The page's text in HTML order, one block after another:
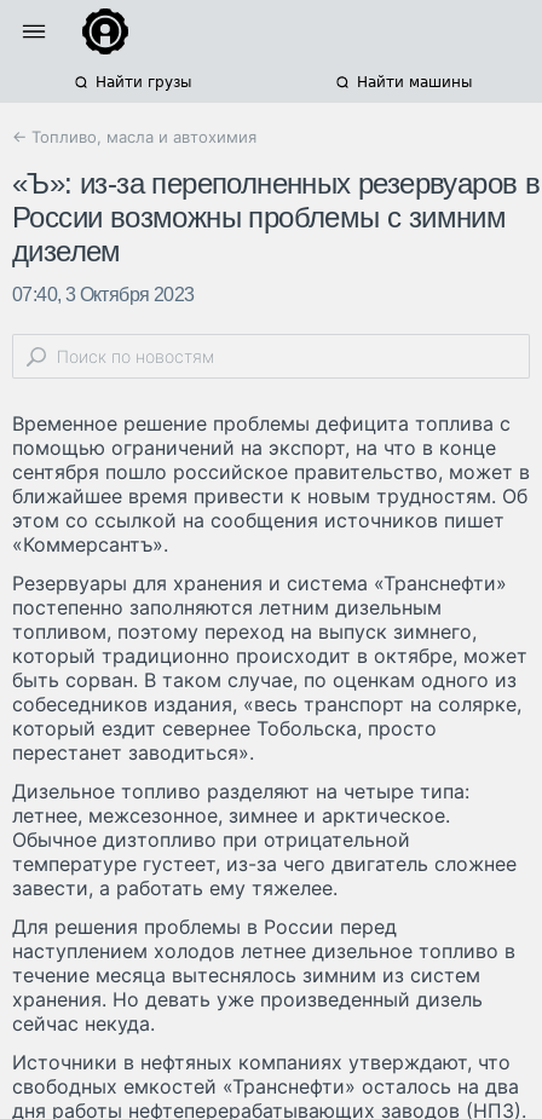
Найти грузы Найти машины
← Топливо, масла и автохимия
«Ъ»: из-за переполненных резервуаров в
России возможны проблемы с зимним
дизелем
07:40, 3 Октября 2023
Временное решение проблемы дефицита топлива с
помощью ограничений на экспорт, на что в конце
сентября пошло российское правительство, может в
ближайшее время привести к новым трудностям. Об
этом со ссылкой на сообщения источников пишет
«Коммерсантъ».
Резервуары для хранения и система «Транснефти»
постепенно заполняются летним дизельным
топливом, поэтому переход на выпуск зимнего,
который традиционно происходит в октябре, может
быть сорван. В таком случае, по оценкам одного из
собеседников издания, «весь транспорт на солярке,
который ездит севернее Тобольска, просто
перестанет заводиться».
Дизельное топливо разделяют на четыре типа:
летнее, межсезонное, зимнее и арктическое.
Обычное дизтопливо при отрицательной
температуре густеет, из-за чего двигатель сложнее
завести, а работать ему тяжелее.
Для решения проблемы в России перед
наступлением холодов летнее дизельное топливо в
течение месяца вытеснялось зимним из систем
хранения. Но девать уже произведенный дизель
сейчас некуда.
Источники в нефтяных компаниях утверждают, что
свободных емкостей «Транснефти» осталось на два
дня работы нефтеперерабатывающих заводов (НПЗ).